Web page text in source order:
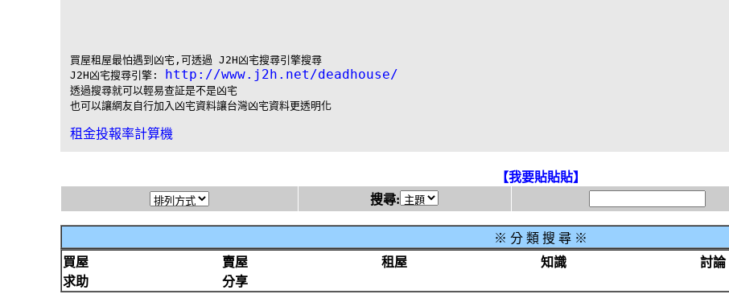
買屋租屋最怕遇到凶宅,可透過 J2H凶宅搜尋引擎搜尋
J2H凶宅搜尋引擎: http://www.j2h.net/deadhouse/
透過搜尋就可以輕易查証是不是凶宅
也可以讓網友自行加入凶宅資料讓台灣凶宅資料更透明化
租金投報率計算機
【我要貼貼貼】
搜尋:
※ 分 類 搜 尋 ※
買屋
賣屋 租屋 知識 討論
求助
分享